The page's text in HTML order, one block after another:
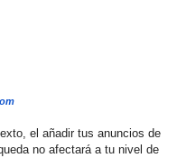
el añadir tus anuncios de
no afectará a tu nivel de